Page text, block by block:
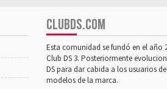
CLUBDS.COM
Esta comunidad se fundó en el año
Club DS 3. Posteriormente
DS para dar cabida a los usuarios
modelos de la marca.